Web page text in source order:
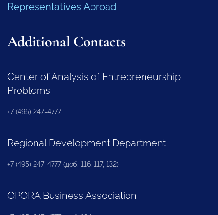
Representatives Abroad
Additional Contacts
Center of Analysis of Entrepreneurship
Problems
+7 (495) 247-4777
Regional Development Department
+7 (495) 247-4777 (доб. 116, 117, 132)
OPORA Business Association